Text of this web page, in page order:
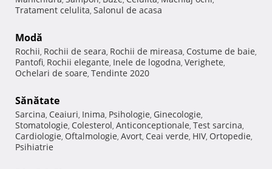
Tratament celulita, Salonul de acasa
Modă
Rochii, Rochii de seara, Rochii de mireasa, Costume de baie,
Pantofi, Rochii elegante, Inele de logodna, Verighete,
Ochelari de soare, Tendinte 2020
Sănătate
Sarcina, Ceaiuri, Inima, Psihologie, Ginecologie,
Stomatologie, Colesterol, Anticonceptionale, Test sarcina,
Cardiologie, Oftalmologie, Avort, Ceai verde, HIV, Ortopedie,
Psihiatrie